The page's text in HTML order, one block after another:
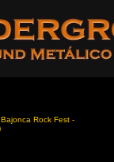
Rock Fest -